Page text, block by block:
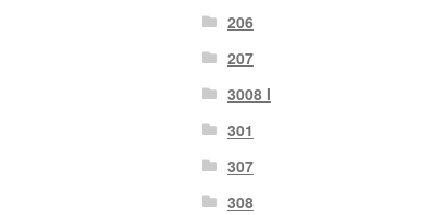
206
207
3008 I
301
307
308